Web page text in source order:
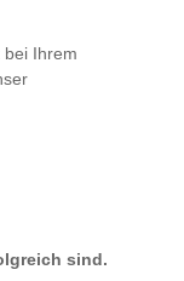
bei Ihrem
sind.